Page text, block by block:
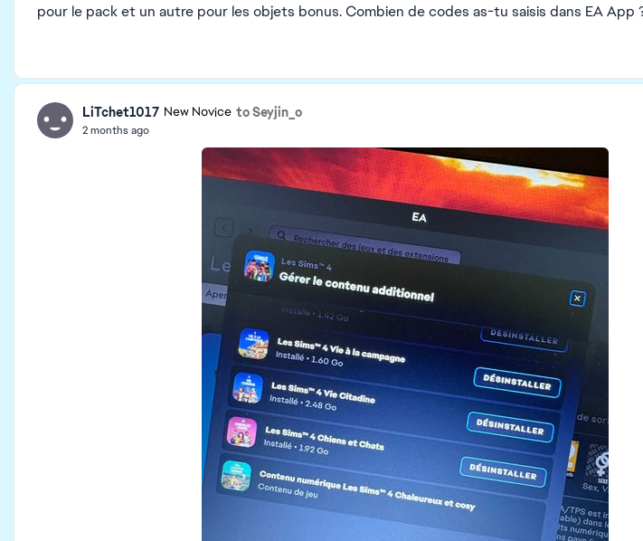
pour le pack et un autre pour les objets bonus. Combien de codes as-tu saisis dans EA App
LiTchet1017 New Novice to Seyjin_o
2 months ago